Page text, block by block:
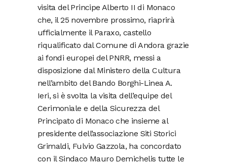
visita del Principe Alberto II di Monaco
che, il 25 novembre prossimo, riaprirà
ufficialmente il Paraxo, castello
riqualificato dal Comune di Andora grazie
ai fondi europei del PNRR, messi a
disposizione dal Ministero della Cultura
nell’ambito del Bando Borghi-Linea A.
Ieri, si è svolta la visita dell’equipe del
Cerimoniale e della Sicurezza del
Principato di Monaco che insieme al
presidente dell’associazione Siti Storici
Grimaldi, Fulvio Gazzola, ha concordato
con il Sindaco Mauro Demichelis tutte le